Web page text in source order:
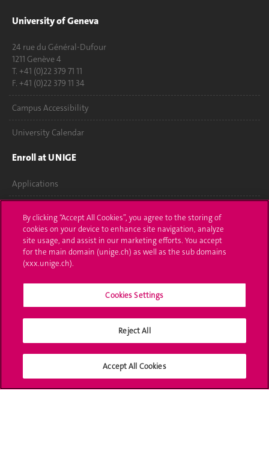
University of Geneva
24 rue du Général-Dufour
1211 Genève 4
T. +41 (0)22 379 71 11
F. +41 (0)22 379 11 34
Campus Accessibility
University Calendar
Enroll at UNIGE
Applications
Ask a question
Contact
Media
Library
Social Media
By clicking “Accept All Cookies”, you agree to the storing of
cookies on your device to enhance site navigation, analyze
site usage, and assist in our marketing efforts. You accept
for the main domain (unige.ch) as well as the sub domains
(xxx.unige.ch).
Cookies Settings
Reject All
Accept All Cookies